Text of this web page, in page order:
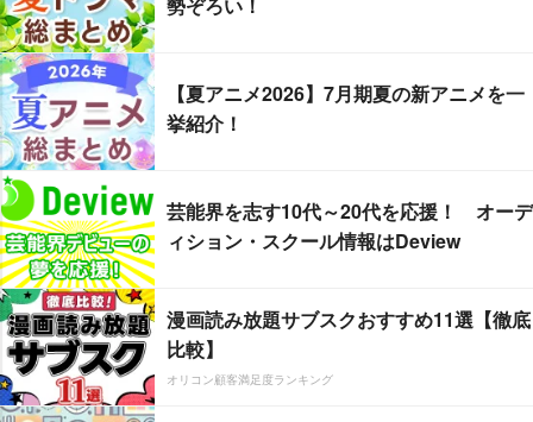
【夏アニメ2026】7月期夏の新アニメを一
挙紹介！
芸能界を志す10代～20代を応援！ オーデ
ィション・スクール情報はDeview
漫画読み放題サブスクおすすめ11選【徹底
比較】
オリコン顧客満足度ランキング